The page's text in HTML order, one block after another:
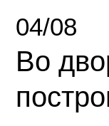
04/08
Во